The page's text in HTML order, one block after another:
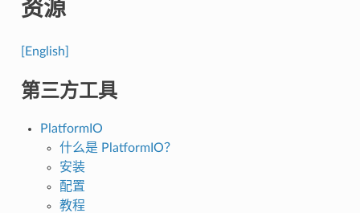
资源
[English]
第三方工具
PlatformIO
什么是 PlatformIO？
安装
配置
教程